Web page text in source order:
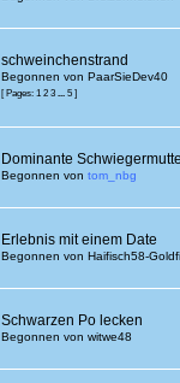
schweinchenstrand
Begonnen von PaarSieDev40
[ Pages: 1 2 3 ... 5]
Dominante
Begonnen von tom_nbg
Erlebnis mit einem Date
Begonnen von Haifisch58-
Schwarzen Po lecken
Begonnen von witwe48